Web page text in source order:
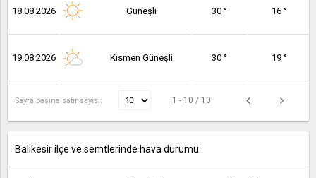
18.08.2026 Güneşli 30 ° 16 °
19.08.2026 Kısmen Güneşli 30 ° 19 °
Sayfa başına satır sayısı: 1 - 10 / 10
Balıkesir ilçe ve semtlerinde hava durumu